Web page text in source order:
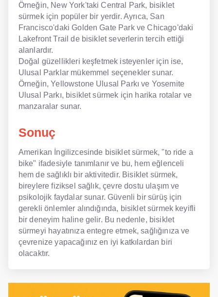
Örneğin, New York'taki Central Park, bisiklet
sürmek için popüler bir yerdir. Ayrıca, San
Francisco'daki Golden Gate Park ve Chicago'daki
Lakefront Trail de bisiklet severlerin tercih ettiği
alanlardır.
Doğal güzellikleri keşfetmek isteyenler için ise,
Ulusal Parklar mükemmel seçenekler sunar.
Örneğin, Yellowstone Ulusal Parkı ve Yosemite
Ulusal Parkı, bisiklet sürmek için harika rotalar ve
manzaralar sunar.
Sonuç
Amerikan İngilizcesinde bisiklet sürmek, "to ride a
bike" ifadesiyle tanımlanır ve bu, hem eğlenceli
hem de sağlıklı bir aktivitedir. Bisiklet sürmek,
bireylere fiziksel sağlık, çevre dostu ulaşım ve
psikolojik faydalar sunar. Güvenli bir sürüş için
gerekli önlemler alındığında, bisiklet sürmek keyifli
bir deneyim haline gelir. Bu nedenle, bisiklet
sürmeyi hayatınıza entegre etmek, sağlığınıza ve
çevrenize yapacağınız en iyi katkılardan biri
olacaktır.